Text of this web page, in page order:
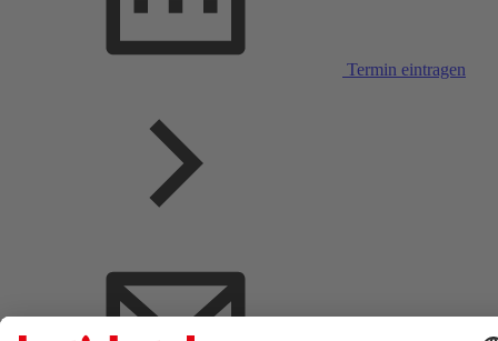
Termin eintragen